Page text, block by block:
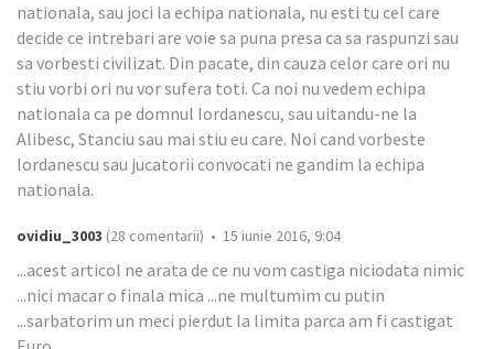
nationala, sau joci la echipa nationala, nu esti tu cel care
decide ce intrebari are voie sa puna presa ca sa raspunzi sau
sa vorbesti civilizat. Din pacate, din cauza celor care ori nu
stiu vorbi ori nu vor sufera toti. Ca noi nu vedem echipa
nationala ca pe domnul Iordanescu, sau uitandu-ne la
Alibesc, Stanciu sau mai stiu eu care. Noi cand vorbeste
Iordanescu sau jucatorii convocati ne gandim la echipa
nationala.
ovidiu_3003 (28 comentarii) • 15 iunie 2016, 9:04
...acest articol ne arata de ce nu vom castiga niciodata nimic
...nici macar o finala mica ...ne multumim cu putin
...sarbatorim un meci pierdut la limita parca am fi castigat